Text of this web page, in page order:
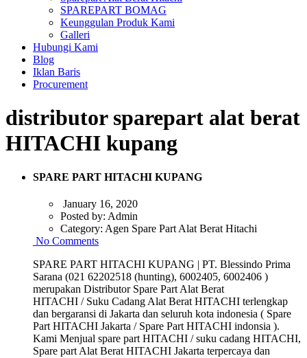
SPAREPART BOMAG
Keunggulan Produk Kami
Galleri
Hubungi Kami
Blog
Iklan Baris
Procurement
distributor sparepart alat berat
HITACHI kupang
SPARE PART HITACHI KUPANG
January 16, 2020
Posted by: Admin
Category: Agen Spare Part Alat Berat Hitachi
No Comments
SPARE PART HITACHI KUPANG | PT. Blessindo Prima
Sarana (021 62202518 (hunting), 6002405, 6002406 )
merupakan Distributor Spare Part Alat Berat
HITACHI / Suku Cadang Alat Berat HITACHI terlengkap
dan bergaransi di Jakarta dan seluruh kota indonesia ( Spare
Part HITACHI Jakarta / Spare Part HITACHI indonsia ).
Kami Menjual spare part HITACHI / suku cadang HITACHI,
Spare part Alat Berat HITACHI Jakarta terpercaya dan